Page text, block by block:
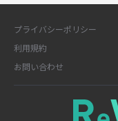
プライバシーポリシー
利用規約
お問い合わせ